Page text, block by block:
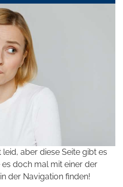
aber diese Seite gibt es
es doch mal mit einer der
der Navigation finden!